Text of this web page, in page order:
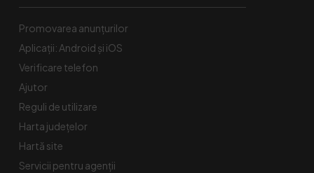
Promovarea anunțurilor
Aplicații: Android și iOS
Verificare telefon
Ajutor
Reguli de utilizare
Harta județelor
Hartă site
Servicii pentru agenții